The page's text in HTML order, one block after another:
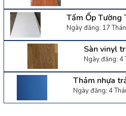
Tấm Ốp Tường
Ngày đăng: 17
Sàn vinyl
Ngày đăng: 4
Thảm nhựa
Ngày đăng: 4